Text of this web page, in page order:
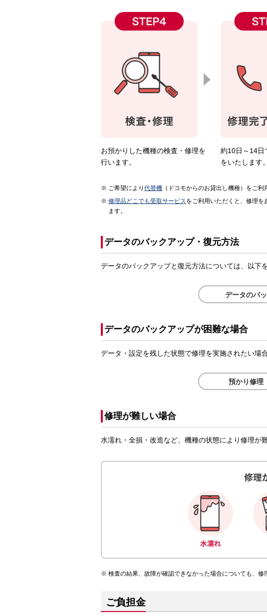
お預かりした機種の検査・修理を
行います。
約10日～14日
をいたします。
ご希望により 代替機 （ドコモからのお貸出し機種）をご利
修理品どこでも受取サービスをご利用いただくと、修理
ます。
データのバックアップ・復元方法
データのバックアップと復元方法については、以下
データのバ
データのバックアップが困難な場合
データ・設定を残した状態で修理を実施されたい場
預かり修理
修理が難しい場合
水濡れ・全損・改造など、機種の状態により修理が
検査の結果、故障が確認できなかった場合についても、修
ご負担金